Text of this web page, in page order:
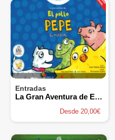
Entradas
La Gran Aventura de El Pollo Pepe, el Musical
Desde 20,00€